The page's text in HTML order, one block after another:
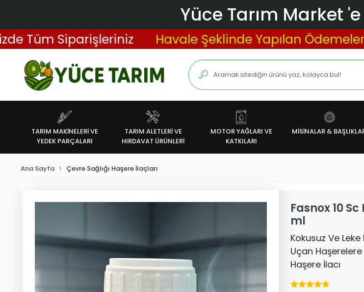
Yüce Tarım Market
Siparişleriniz Havale Şeklinde Yapılan Ödemelerde
TARIM MAKİNELERİ VE
YEDEK PARÇALARI
TARIM ALETLERİ VE
HIRDAVAT ÜRÜNLERİ
MOTOR YAĞLARI VE
KATKILARI
MİSİNALAR &
Ana Sayfa Çevre Sağlığı Haşere İlaçları
Fasnox 10
ml
Kokusuz Ve
Uçan Haşerelere
Haşere İlacı